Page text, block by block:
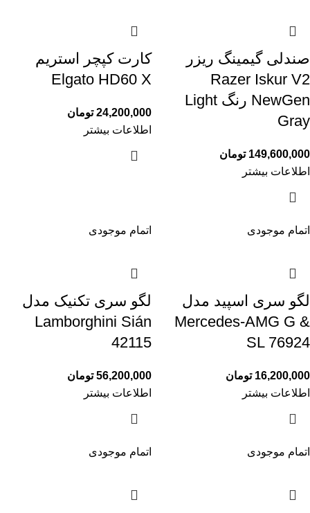
صندلی گیمینگ ریزر
Razer Iskur V2
NewGen رنگ Light
Gray
149,600,000 تومان
اطلاعات بیشتر
کارت کپچر استریم
Elgato HD60 X
24,200,000 تومان
اطلاعات بیشتر
اتمام موجودی
لگو سری اسپید مدل
Mercedes-AMG G &
SL 76924
16,200,000 تومان
اطلاعات بیشتر
اتمام موجودی
لگو سری تکنیک مدل
Lamborghini Sián
42115
56,200,000 تومان
اطلاعات بیشتر
اتمام موجودی اتمام موجودی